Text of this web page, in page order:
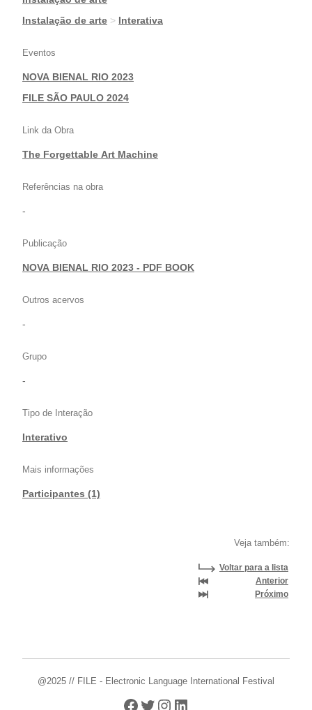
|Instalação de arte > Interativa
Eventos
NOVA BIENAL RIO 2023
|FILE SÃO PAULO 2024
Link da Obra
The Forgettable Art Machine
Referências na obra
-
Publicação
NOVA BIENAL RIO 2023 - PDF BOOK
Outros acervos
-
Grupo
-
Tipo de Interação
Interativo
Mais informações
Participantes (1)
Veja também:
Voltar para a lista
Anterior
Próximo
@2025 // FILE - Electronic Language International Festival
Facebook
Twitter
Instagram
LinkedIn